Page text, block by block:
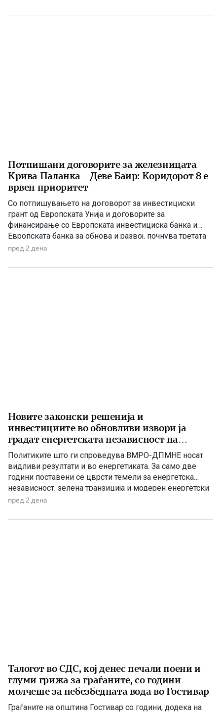
конструкција – дека власта тајно се подготвува да го
Потпишани договорите за железницата
Крива Паланка – Деве Баир: Коридорот 8 е
врвен приоритет
Со потпишувањето на договорот за инвестициски
грант од Европската Унија и договорите за
финансирање со Европската инвестициска банка и
Европската банка за обнова и развој, почнува третата
фаза од финансирањето на железничката делница
8. На потпишувањето во Владата присуствуваа
пред 2 дена
Новите законски решенија и
инвестициите во обновливи извори ја
градат енергетската независност на
Македонија
Политиките што ги спроведува ВМРО-ДПМНЕ носат
видливи резултати и во енергетиката. За само две
години поставени се цврсти темели за енергетска
независност, зелена транзиција и модерен енергетски
систем кој ќе обезбеди сигурност, нови инвестиции и
има нов Закон за енергетика, усогласен со европските
пред 2 дена
Талогот во СДС, кој денес печали поени и
глуми грижа за граѓаните, со години
молчеше за небезбедната вода во Гостивар
Граѓаните на општина Гостивар со години, додека на